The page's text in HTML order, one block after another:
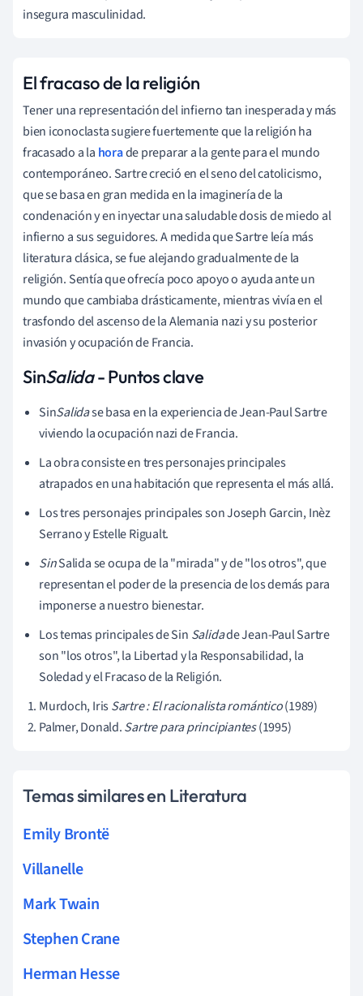
insegura masculinidad.
El fracaso de la religión
Tener una representación del infierno tan inesperada y más
bien iconoclasta sugiere fuertemente que la religión ha
fracasado a la horade preparar a la gente para el mundo
contemporáneo. Sartre creció en el seno del catolicismo,
que se basa en gran medida en la imaginería de la
condenación y en inyectar una saludable dosis de miedo al
infierno a sus seguidores. A medida que Sartre leía más
literatura clásica, se fue alejando gradualmente de la
religión. Sentía que ofrecía poco apoyo o ayuda ante un
mundo que cambiaba drásticamente, mientras vivía en el
trasfondo del ascenso de la Alemania nazi y su posterior
invasión y ocupación de Francia.
SinSalida- Puntos clave
SinSalidase basa en la experiencia de Jean-Paul Sartre
viviendo la ocupación nazi de Francia.
La obra consiste en tres personajes principales
atrapados en una habitación que representa el más allá.
Los tres personajes principales son Joseph Garcin, Inèz
Serrano y Estelle Rigualt.
SinSalida se ocupa de la "mirada" y de "los otros", que
representan el poder de la presencia de los demás para
imponerse a nuestro bienestar.
Los temas principales de Sin Salidade Jean-Paul Sartre
son "los otros", la Libertad y la Responsabilidad, la
Soledad y el Fracaso de la Religión.
Murdoch, IrisSartre : El racionalista romántico(1989)
Palmer, Donald.Sartre para principiantes(1995)
Temas similares en Literatura
Emily Brontë
Villanelle
Mark Twain
Stephen Crane
Herman Hesse